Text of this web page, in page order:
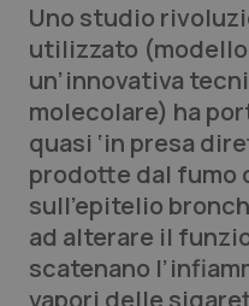
Lettere al direttore
Edizioni Regionali
QS Pro
Professionisti
Abruzzo
QS Pro Gold
Uno studio
utilizzato (modello
un’innovativa
molecolare) ha
quasi ‘in presa
prodotte dal fumo
sull’epitelio
ad alterare il
scatenano
vapori delle